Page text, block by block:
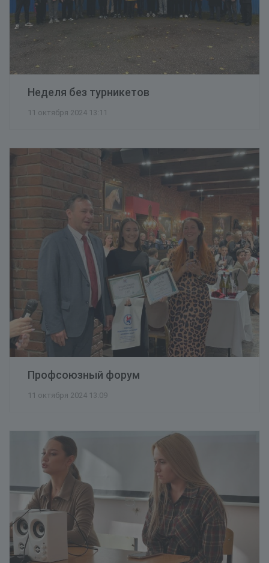
Неделя без турникетов
11 октября 2024 13:11
Профсоюзный форум
11 октября 2024 13:09